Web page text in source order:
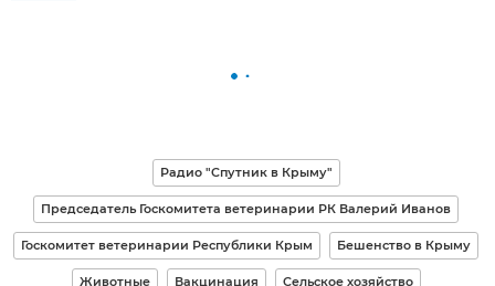
Радио "Спутник в Крыму"
Председатель Госкомитета ветеринарии РК Валерий Иванов
Госкомитет ветеринарии Республики Крым Бешенство в Крыму
Животные Вакцинация Сельское хозяйство